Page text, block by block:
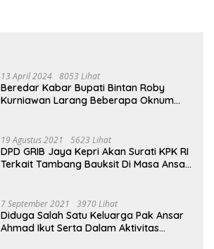
13 April 2024 8053 Lihat
Beredar Kabar Bupati Bintan Roby
Kurniawan Larang Beberapa Oknum
19 Agustus 2021 5623 Lihat
DPD GRIB Jaya Kepri Akan Surati KPK RI
Terkait Tambang Bauksit Di Masa Ansar
7 September 2021 3970 Lihat
Diduga Salah Satu Keluarga Pak Ansar
Ahmad Ikut Serta Dalam Aktivitas